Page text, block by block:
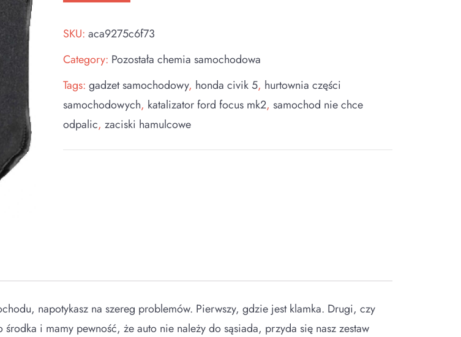
SKU:aca9275c6f73
Category: Pozostała chemia samochodowa
Tags:gadzet samochodowy, honda civik 5, hurtownia części
samochodowych, katalizator ford focus mk2,samochod nie chce
odpalic,zaciski hamulcowe
napotykasz na szereg problemów. Pierwszy, gdzie jest klamka. Drugi, czy
i mamy pewność, że auto nie należy do sąsiada, przyda się nasz zestaw